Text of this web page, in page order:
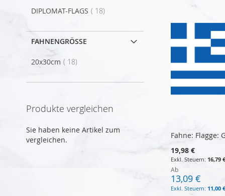
Fahne: Flagge:
19,98 €
16,79 €
Ab
13,09 €
11,00 €
DIPLOMAT-FLAGS 18Artikel
FAHNENGRÖSSE
20x30cm 18Artikel
Produkte vergleichen
Sie haben keine Artikel zum
vergleichen.